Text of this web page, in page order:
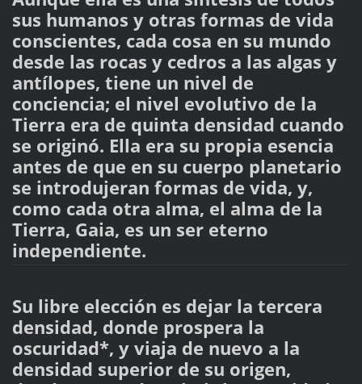
sus humanos y otras formas de vida
conscientes, cada cosa en su mundo
desde las rocas y cedros a las algas y
antílopes, tiene un nivel de
conciencia; el nivel evolutivo de la
Tierra era de quinta densidad cuando
se originó. Ella era su propia esencia
antes de que en su cuerpo planetario
se introdujeran formas de vida, y,
como cada otra alma, el alma de la
Tierra, Gaia, es un ser eterno
independiente.
Su libre elección es dejar la tercera
densidad, donde prospera la
oscuridad*, y viaja de nuevo a la
densidad superior de su origen,